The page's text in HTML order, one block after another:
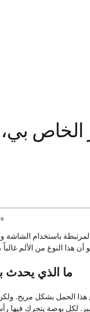
الخاص
باستخدام
ما الذي يحدث
تتعامل العمود الفقري مع هذا